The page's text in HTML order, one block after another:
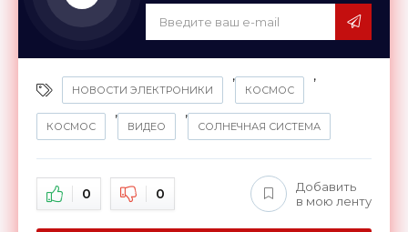
НОВОСТИ ЭЛЕКТРОНИКИ
,
КОСМОС
,
КОСМОС
,
ВИДЕО
,
СОЛНЕЧНАЯ СИСТЕМА
0 0
Добавить
в мою ленту